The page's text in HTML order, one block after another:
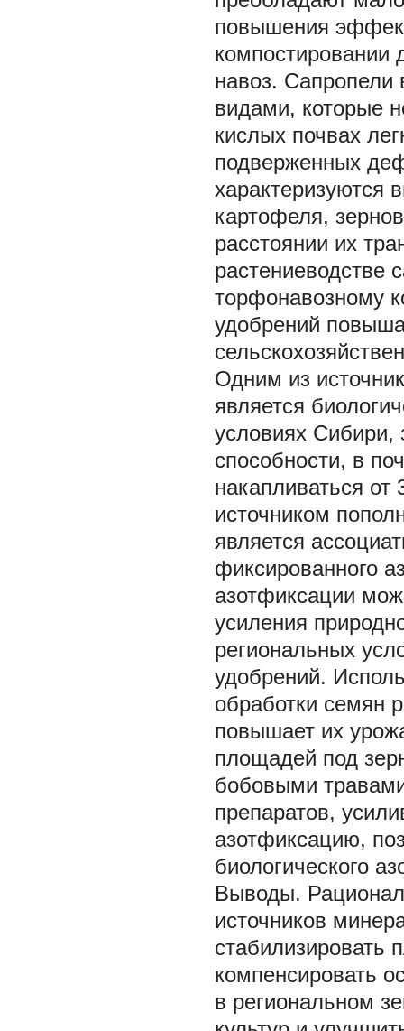
повышения
компостировании
навоз. Сапропели
видами, которые
кислых почвах
подверженных
характеризуются
картофеля,
расстоянии их
растениеводстве
торфонавозному
удобрений
Одним из
является
условиях Сибири,
способности, в
накапливаться от
источником
является
фиксированного
азотфиксации
усиления
региональных
удобрений.
обработки семян
повышает их
площадей под
бобовыми
препаратов,
азотфиксацию,
биологического
Выводы.
источников
стабилизировать
компенсировать
в региональном